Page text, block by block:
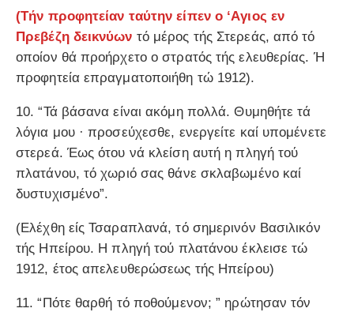
(Τήν προφητείαν ταύτην είπεν ο ‘Aγιος εν
Πρεβέζη δεικνύων τό μέρος τής Στερεάς, από τό
οποίον θά προήρχετο ο στρατός τής ελευθερίας. Ή
προφητεία επραγματοποιήθη τώ 1912).
10. “Τά βάσανα είναι ακόμη πολλά. Θυμηθήτε τά
λόγια μου · προσεύχεσθε, ενεργείτε καί υπομένετε
στερεά. Έως ότου νά κλείση αυτή η πληγή τού
πλατάνου, τό χωριό σας θάνε σκλαβωμένο καί
δυστυχισμένο”.
(Ελέχθη είς Τσαραπλανά, τό σημερινόν Βασιλικόν
τής Ηπείρου. Η πληγή τού πλατάνου έκλεισε τώ
1912, έτος απελευθερώσεως τής Ηπείρου)
11. “Πότε θαρθή τό ποθούμενον; ” ηρώτησαν τόν